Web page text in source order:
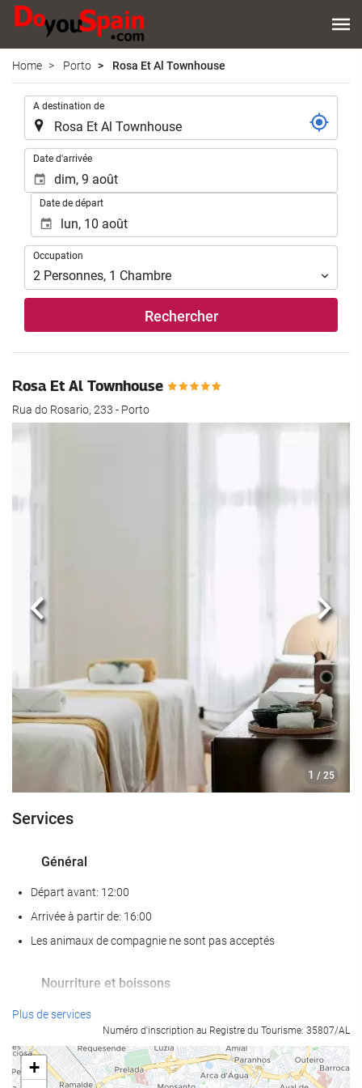
Home Porto Rosa Et Al Townhouse
A destination de
Date d'arrivée
Date de départ
Occupation
Occupation
2 Personnes, 1 Chambre
Rechercher
Rosa Et Al Townhouse
Rua do Rosario, 233 - Porto
1 / 25
Précédent
Services
Général
Départ avant: 12:00
Arrivée à partir de: 16:00
Les animaux de compagnie ne sont pas acceptés
Nourriture et boissons
Restaurant à la carte
Café sur place
Plus de services
Numéro d'inscription au Registre du Tourisme: 35807/AL
+